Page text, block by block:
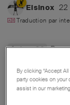
Elsinox 22
Traduction par
hwa63 Bon,
Facebook, c'est
By clicking “Accept
party cookies on your
assist in our